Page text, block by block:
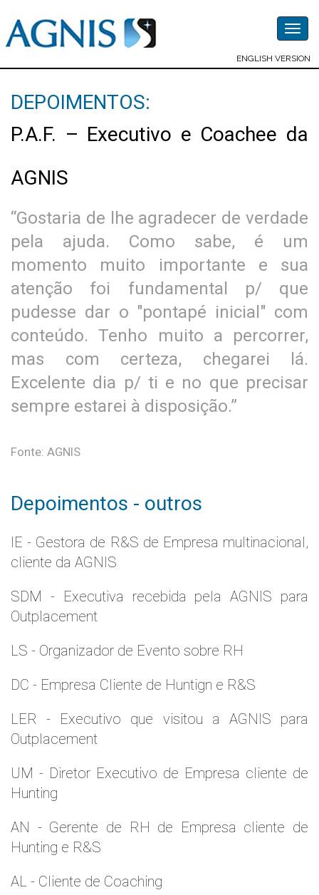
ENGLISH VERSION
DEPOIMENTOS:
P.A.F. – Executivo e Coachee da
AGNIS
“Gostaria de lhe agradecer de verdade
pela ajuda. Como sabe, é um
momento muito importante e sua
atenção foi fundamental p/ que
pudesse dar o "pontapé inicial" com
conteúdo. Tenho muito a percorrer,
mas com certeza, chegarei lá.
Excelente dia p/ ti e no que precisar
sempre estarei à disposição.”
Fonte: AGNIS
Depoimentos - outros
IE - Gestora de R&S de Empresa multinacional,
cliente da AGNIS
SDM - Executiva recebida pela AGNIS para
Outplacement
LS - Organizador de Evento sobre RH
DC - Empresa Cliente de Huntign e R&S
LER - Executivo que visitou a AGNIS para
Outplacement
UM - Diretor Executivo de Empresa cliente de
Hunting
AN - Gerente de RH de Empresa cliente de
Hunting e R&S
AL - Cliente de Coaching